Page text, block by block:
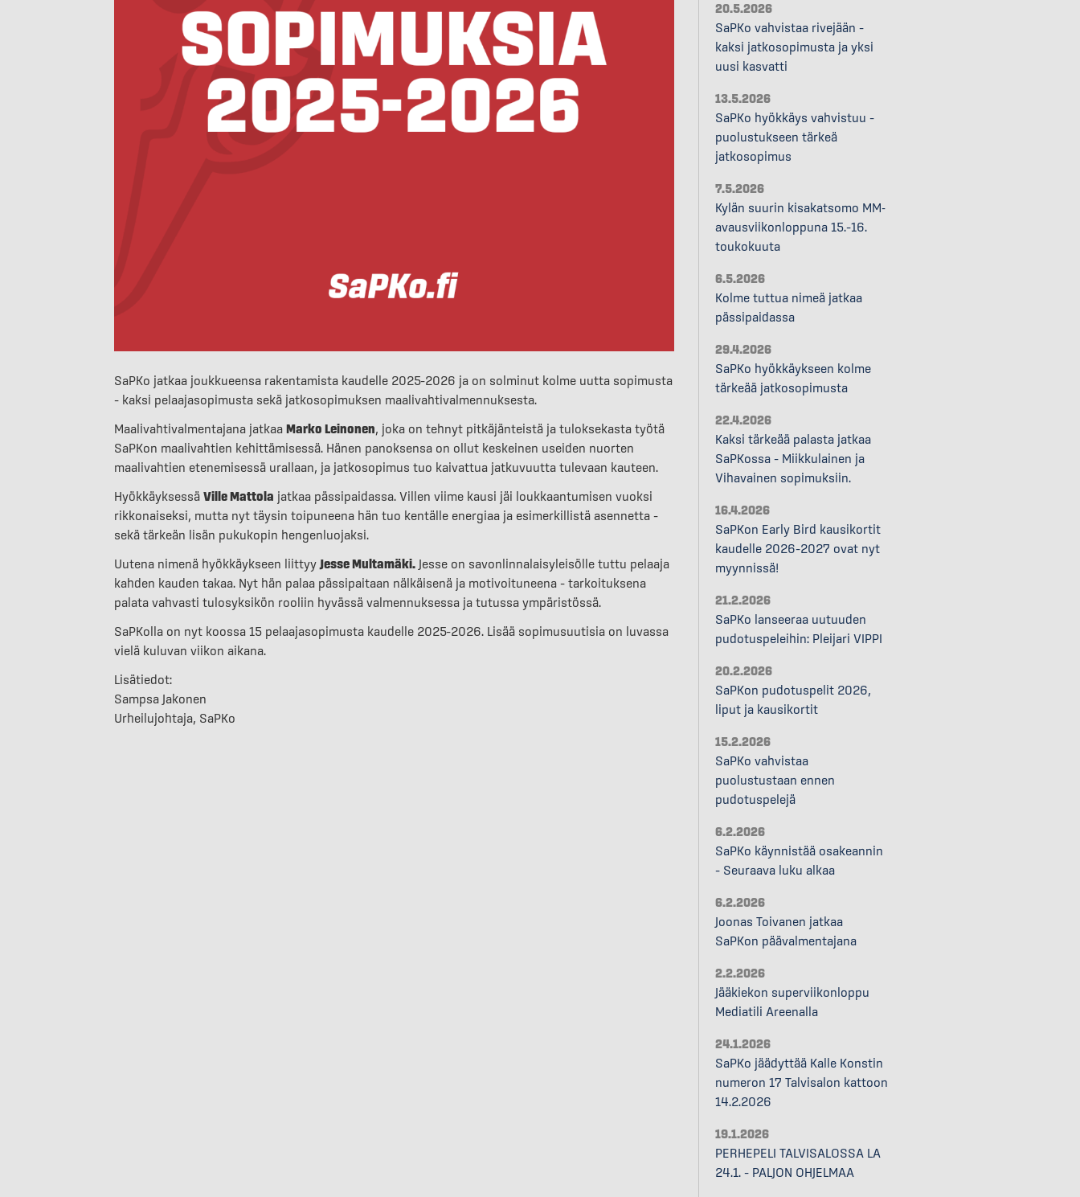
SaPKo jatkaa joukkueensa rakentamista kaudelle 2025–2026 ja on solminut kolme uutta sopimusta
– kaksi pelaajasopimusta sekä jatkosopimuksen maalivahtivalmennuksesta.
Maalivahtivalmentajana jatkaa Marko Leinonen, joka on tehnyt pitkäjänteistä ja tuloksekasta työtä
SaPKon maalivahtien kehittämisessä. Hänen panoksensa on ollut keskeinen useiden nuorten
maalivahtien etenemisessä urallaan, ja jatkosopimus tuo kaivattua jatkuvuutta tulevaan kauteen.
Hyökkäyksessä Ville Mattola jatkaa pässipaidassa. Villen viime kausi jäi loukkaantumisen vuoksi
rikkonaiseksi, mutta nyt täysin toipuneena hän tuo kentälle energiaa ja esimerkillistä asennetta –
sekä tärkeän lisän pukukopin hengenluojaksi.
Uutena nimenä hyökkäykseen liittyy Jesse Multamäki. Jesse on savonlinnalaisyleisölle tuttu pelaaja
kahden kauden takaa. Nyt hän palaa pässipaitaan nälkäisenä ja motivoituneena – tarkoituksena
palata vahvasti tulosyksikön rooliin hyvässä valmennuksessa ja tutussa ympäristössä.
SaPKolla on nyt koossa 15 pelaajasopimusta kaudelle 2025–2026. Lisää sopimusuutisia on luvassa
vielä kuluvan viikon aikana.
Lisätiedot:
Sampsa Jakonen
Urheilujohtaja, SaPKo
20.5.2026
SaPKo vahvistaa rivejään –
kaksi jatkosopimusta ja yksi
uusi kasvatti
13.5.2026
SaPKo hyökkäys vahvistuu –
puolustukseen tärkeä
jatkosopimus
7.5.2026
Kylän suurin kisakatsomo MM-
avausviikonloppuna 15.–16.
toukokuuta
6.5.2026
Kolme tuttua nimeä jatkaa
pässipaidassa
29.4.2026
SaPKo hyökkäykseen kolme
tärkeää jatkosopimusta
22.4.2026
Kaksi tärkeää palasta jatkaa
SaPKossa – Miikkulainen ja
Vihavainen sopimuksiin.
16.4.2026
SaPKon Early Bird kausikortit
kaudelle 2026–2027 ovat nyt
myynnissä!
21.2.2026
SaPKo lanseeraa uutuuden
pudotuspeleihin: Pleijari VIPPI
20.2.2026
SaPKon pudotuspelit 2026,
liput ja kausikortit
15.2.2026
SaPKo vahvistaa
puolustustaan ennen
pudotuspelejä
6.2.2026
SaPKo käynnistää osakeannin
– Seuraava luku alkaa
6.2.2026
Joonas Toivanen jatkaa
SaPKon päävalmentajana
2.2.2026
Jääkiekon superviikonloppu
Mediatili Areenalla
24.1.2026
SaPKo jäädyttää Kalle Konstin
numeron 17 Talvisalon kattoon
14.2.2026
19.1.2026
PERHEPELI TALVISALOSSA LA
24.1. – PALJON OHJELMAA